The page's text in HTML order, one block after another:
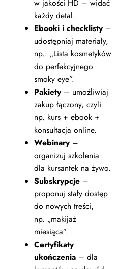
wspierające
nie tylko stronę,
w jakości HD – widać
każdy detal.
Ebooki i checklisty –
udostępniaj materiały,
np.: „Lista kosmetyków
do perfekcyjnego
smoky eye”.
Pakiety – umożliwiaj
zakup łączony, czyli
np. kurs + ebook +
konsultacja online.
Webinary –
organizuj szkolenia
dla kursantek na żywo.
Subskrypcje –
proponuj stały dostęp
do nowych treści,
np. „makijaż
miesiąca”.
Certyfikaty
ukończenia – dla